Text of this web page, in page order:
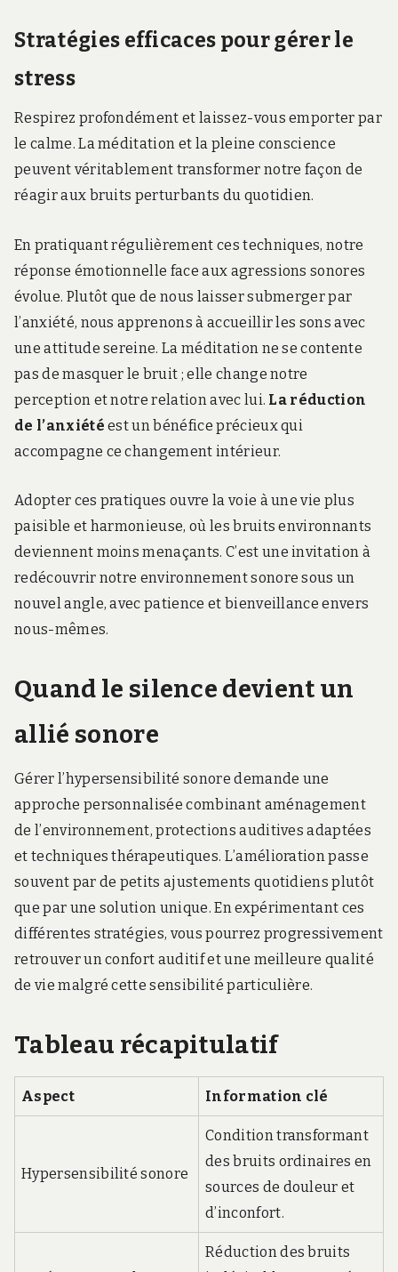
Stratégies efficaces pour gérer le
stress
Respirez profondément et laissez-vous emporter par
le calme. La méditation et la pleine conscience
peuvent véritablement transformer notre façon de
réagir aux bruits perturbants du quotidien.
En pratiquant régulièrement ces techniques, notre
réponse émotionnelle face aux agressions sonores
évolue. Plutôt que de nous laisser submerger par
l’anxiété, nous apprenons à accueillir les sons avec
une attitude sereine. La méditation ne se contente
pas de masquer le bruit ; elle change notre
perception et notre relation avec lui. La réduction
de l’anxiété est un bénéfice précieux qui
accompagne ce changement intérieur.
Adopter ces pratiques ouvre la voie à une vie plus
paisible et harmonieuse, où les bruits environnants
deviennent moins menaçants. C’est une invitation à
redécouvrir notre environnement sonore sous un
nouvel angle, avec patience et bienveillance envers
nous-mêmes.
Quand le silence devient un
allié sonore
Gérer l’hypersensibilité sonore demande une
approche personnalisée combinant aménagement
de l’environnement, protections auditives adaptées
et techniques thérapeutiques. L’amélioration passe
souvent par de petits ajustements quotidiens plutôt
que par une solution unique. En expérimentant ces
différentes stratégies, vous pourrez progressivement
retrouver un confort auditif et une meilleure qualité
de vie malgré cette sensibilité particulière.
Tableau récapitulatif
Aspect Information clé
Hypersensibilité sonore
Condition transformant
des bruits ordinaires en
sources de douleur et
d’inconfort.
Réduction des bruits